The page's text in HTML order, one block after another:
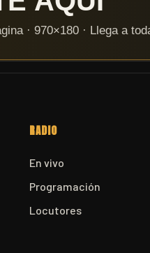
RADIO
En vivo
Programación
Locutores